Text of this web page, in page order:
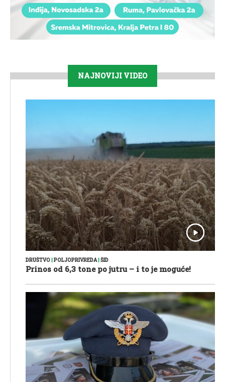
NAJNOVIJI VIDEO
DRUŠTVO|POLJOPRIVREDA|ŠID
Prinos od 6,3 tone po jutru – i to je moguće!